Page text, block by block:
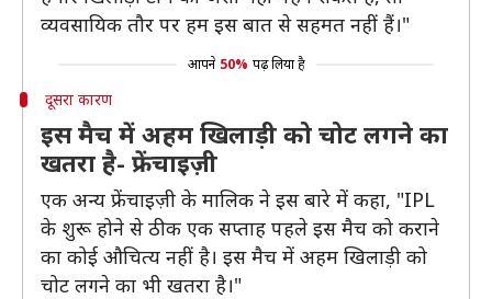
व्यवसायिक तौर पर हम इस बात से सहमत नहीं हैं।"
आपने 50% पढ़ लिया है
दूसरा कारण
इस मैच में अहम खिलाड़ी को चोट लगने का
खतरा है- फ्रेंचाइज़ी
एक अन्य फ्रेंचाइज़ी के मालिक ने इस बारे में कहा, "IPL
के शुरू होने से ठीक एक सप्ताह पहले इस मैच को कराने
का कोई औचित्य नहीं है। इस मैच में अहम खिलाड़ी को
चोट लगने का भी खतरा है।"